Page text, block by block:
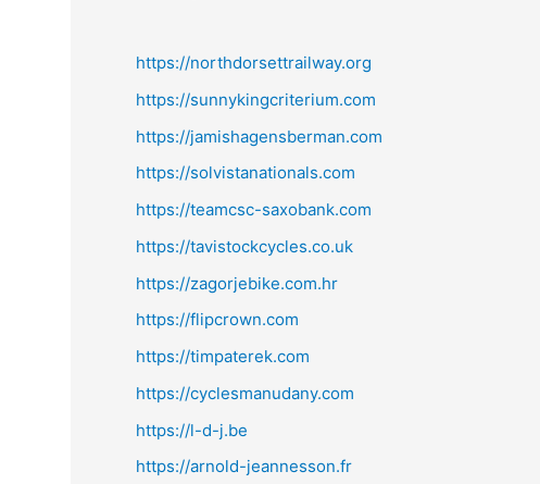
https://northdorsettrailway.org
https://sunnykingcriterium.com
https://jamishagensberman.com
https://solvistanationals.com
https://teamcsc-saxobank.com
https://tavistockcycles.co.uk
https://zagorjebike.com.hr
https://flipcrown.com
https://timpaterek.com
https://cyclesmanudany.com
https://l-d-j.be
https://arnold-jeannesson.fr